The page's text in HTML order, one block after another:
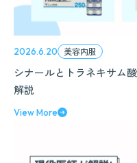
2026.6.20 美容内服
シナールとトラネキサム
解説
View More